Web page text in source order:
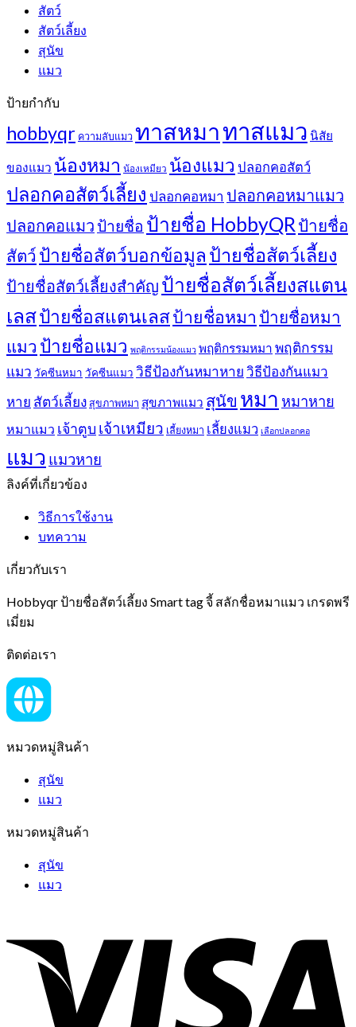
สัตว์
สัตว์เลี้ยง
สุนัข
แมว
ป้ายกำกับ
hobbyqr ความลับแมว ทาสหมาทาสแมว นิสัย
ของแมว น้องหมา น้องเหมียว น้องแมว ปลอกคอสัตว์
ปลอกคอสัตว์เลี้ยง ปลอกคอหมา ปลอกคอหมาแมว
ปลอกคอแมว ป้ายชื่อ ป้ายชื่อ HobbyQR ป้ายชื่อ
สัตว์ ป้ายชื่อสัตว์บอกข้อมูล ป้ายชื่อสัตว์เลี้ยง
ป้ายชื่อสัตว์เลี้ยงสำคัญ ป้ายชื่อสัตว์เลี้ยงสแตน
เลสป้ายชื่อสแตนเลสป้ายชื่อหมา ป้ายชื่อหมา
แมว ป้ายชื่อแมว พฤติกรรมน้องแมว พฤติกรรมหมา พฤติกรรม
แมว วัคซีนหมา วัคซีนแมว วิธีป้องกันหมาหายวิธีป้องกันแมว
หาย สัตว์เลี้ยง สุขภาพหมา สุขภาพแมว สุนัข หมา หมาหาย
หมาแมว เจ้าตูบ เจ้าเหมียว เลี้ยงหมา เลี้ยงแมว เลือกปลอกคอ
แมว แมวหาย
ลิงค์ที่เกี่ยวข้อง
วิธีการใช้งาน
บทความ
เกี่ยวกับเรา
Hobbyqr ป้ายชื่อสัตว์เลี้ยง Smart tag จี้ สลักชื่อหมาแมว เกรดพรี
เมี่ยม
ติดต่อเรา
หมวดหมู่สินค้า
สุนัข
แมว
หมวดหมู่สินค้า
สุนัข
แมว